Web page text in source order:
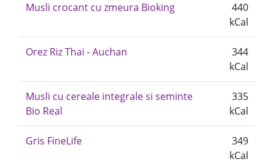
Musli crocant cu zmeura Bioking
440
kCal
Orez Riz Thai - Auchan
344
kCal
Musli cu cereale integrale si seminte
Bio Real
335
kCal
Gris FineLife
349
kCal